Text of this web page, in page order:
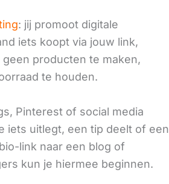
: jij promoot digitale
iets koopt via jouw link,
producten te maken,
te houden.
Pinterest of social media
iets uitlegt, een tip deelt of een
link naar een blog of
kun je hiermee beginnen.